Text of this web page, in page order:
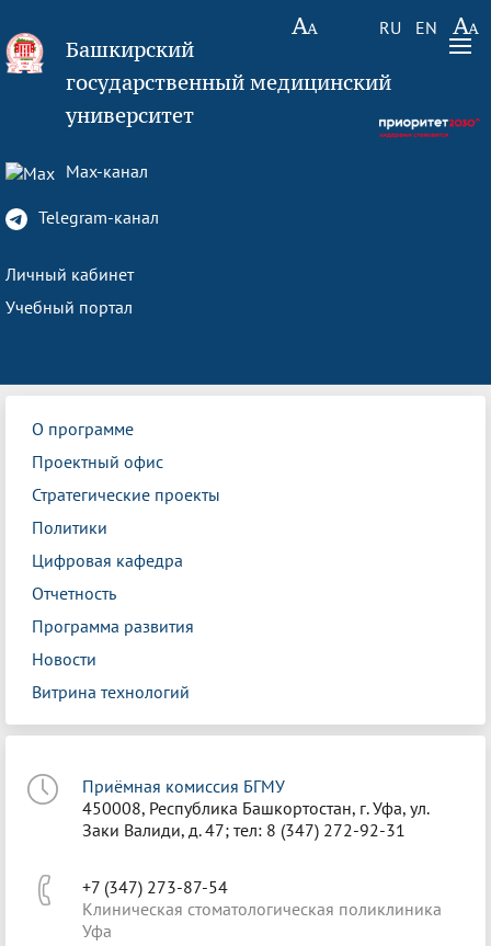
RU EN
Башкирский
государственный медицинский
университет
Max-канал
Telegram-канал
Личный кабинет
Учебный портал
О программе
Проектный офис
Стратегические проекты
Политики
Цифровая кафедра
Отчетность
Программа развития
Новости
Витрина технологий
Приёмная комиссия БГМУ
450008, Республика Башкортостан, г. Уфа, ул.
Заки Валиди, д. 47; тел: 8 (347) 272-92-31
+7 (347) 273-87-54
Клиническая стоматологическая поликлиника
Уфа